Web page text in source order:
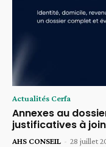
Actualités Cerfa
Annexes au
justificatives à
AHS CONSEIL - 28 juillet